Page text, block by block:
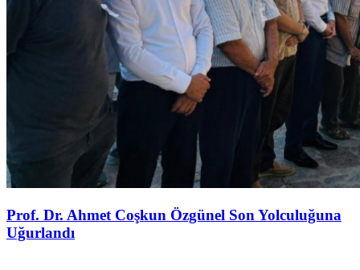
Prof. Dr. Ahmet Coşkun Özgünel Son Yolculuğuna
Uğurlandı